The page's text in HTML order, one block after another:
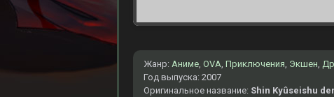
Жанр: Аниме, OVA, Приключения, Экшен,
Год выпуска: 2007
Оригинальное название: Shin Kyûseishu